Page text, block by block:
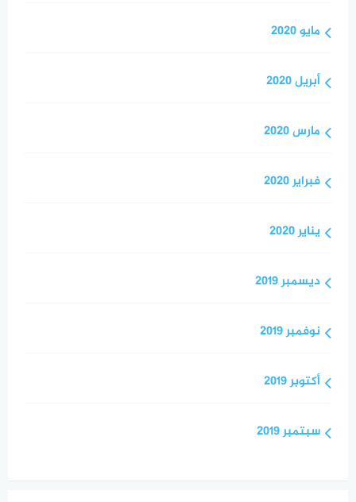
مايو 2020
أبريل 2020
مارس 2020
فبراير 2020
يناير 2020
ديسمبر 2019
نوفمبر 2019
أكتوبر 2019
سبتمبر 2019